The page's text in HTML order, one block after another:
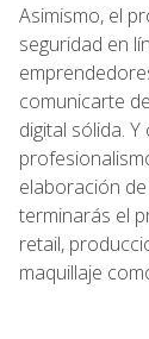
Asimismo, el
seguridad en
comunicarte
digital sólida.
elaboración
terminarás el
retail,
maquillaje